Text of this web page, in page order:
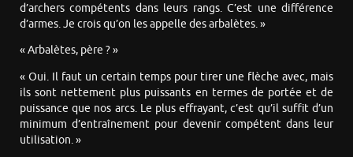
d’archers compétents dans leurs rangs. C’est une différence
d’armes. Je crois qu’on les appelle des arbalètes. »
« Arbalètes, père ? »
« Oui. Il faut un certain temps pour tirer une flèche avec, mais
ils sont nettement plus puissants en termes de portée et de
puissance que nos arcs. Le plus effrayant, c’est qu’il suffit d’un
minimum d’entraînement pour devenir compétent dans leur
utilisation. »